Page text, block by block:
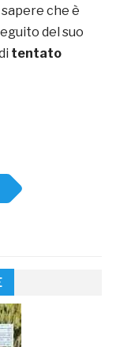
che è
del suo
tentato